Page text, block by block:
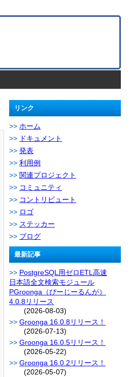
リンク
ホーム
ドキュメント
発表
利用例
関連プロジェクト
コミュニティ
コントリビュート
ロゴ
ステッカー
ブログ
最新記事
PostgreSQL用ゼロETL高速
日本語全文検索モジュール
PGroonga（ぴーじーるんが）
4.0.8リリース
(2026-08-03)
Groonga 16.0.8リリース！
(2026-07-13)
Groonga 16.0.5リリース！
(2026-05-22)
Groonga 16.0.2リリース！
(2026-05-07)